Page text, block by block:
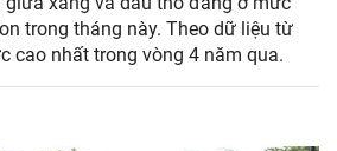
trong tháng này. Theo dữ liệu từ
cao nhất trong vòng 4 năm qua.